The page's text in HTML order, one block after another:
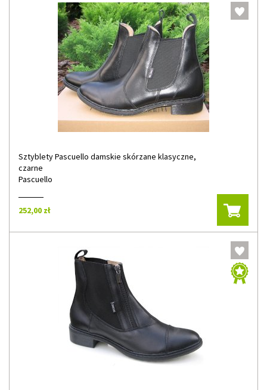
Sztyblety Pascuello damskie skórzane klasyczne,
czarne
Pascuello
252,00 zł